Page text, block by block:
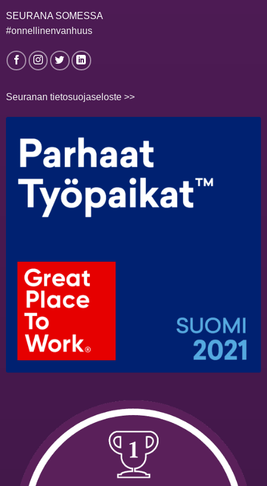
SEURANA SOMESSA
#onnellinenvanhuus
Seuranan tietosuojaseloste >>